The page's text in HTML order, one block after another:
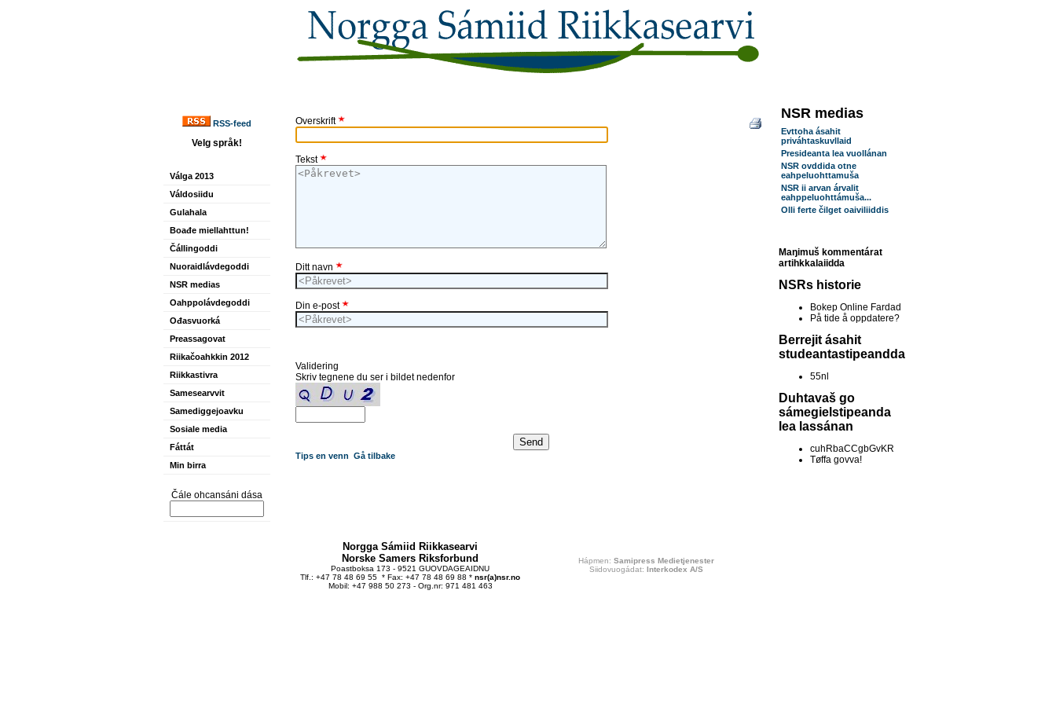
RSS-feed
Velg språk!
Válga 2013
Váldosiidu
Gulahala
Boađe miellahttun!
Čállingoddi
Nuoraidlávdegoddi
NSR medias
Oahppolávdegoddi
Ođasvuorká
Preassagovat
Riikačoahkkin 2012
Riikkastivra
Samesearvvit
Samediggejoavku
Sosiale media
Fáttát
Min birra
Čále ohcansáni dása
Overskrift
Tekst
Ditt navn
Din e-post
Validering
Skriv tegnene du ser i bildet nedenfor
Tips en venn Gå tilbake
NSR medias
Evttoha ásahit
priváhtaskuvllaid
Presideanta lea vuollánan
NSR ovddida otne
eahpeluohttamuša
NSR ii arvan árvalit
eahppeluohttámuša...
Olli ferte čilget oaiviliiddis
Maŋimuš kommentárat
artihkkalaiidda
NSRs historie
Bokep Online Fardad
På tide å oppdatere?
Berrejit ásahit
studeantastipeandda
55nl
Duhtavaš go
sámegielstipeanda
lea lassánan
cuhRbaCCgbGvKR
Tøffa govva!
Norgga Sámiid Riikkasearvi
Norske Samers Riksforbund
Poastboksa 173 - 9521 GUOVDAGEAIDNU
Tlf.: +47 78 48 69 55 * Fax: +47 78 48 69 88 * nsr(a)nsr.no
Mobil: +47 988 50 273 - Org.nr: 971 481 463
Hápmen: Samipress Medietjenester
Siidovuogádat: Interkodex A/S